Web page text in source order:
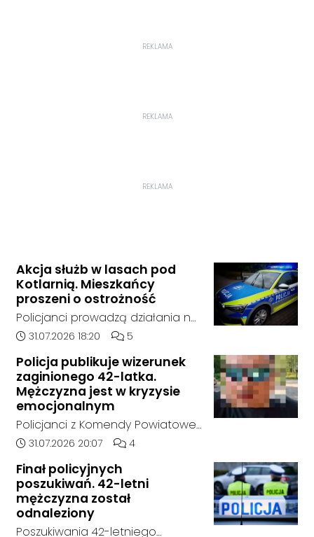
REKLAMA
REKLAMA
REKLAMA
Akcja służb w lasach pod
Kotlarnią. Mieszkańcy
proszeni o ostrożność
Policjanci prowadzą działania na
terenie kompleksów leśnych w
nam się ustalić, funkcjonariusze
poszukują mężczyzny, który może
posiadać niebezpieczne
narzędzie, nieoficjalnie broń i
stanowić zagrożenie dla osób
postronnych.
Data dodania artykułu:
31.07.2026 18:20 Liczba komentarzy artykułu:
5
Policja publikuje wizerunek
zaginionego 42-latka.
Mężczyzna jest w kryzysie
emocjonalnym
Policjanci z Komendy Powiatowej
Policji w Kędzierzynie-Koźlu
który jest w kryzysie
emocjonalnym i może chcieć
targnąć się na swoje życie.
Ostatni raz był widziany 31 lipca
Data dodania artykułu:
31.07.2026 20:07 Liczba komentarzy artykułu:
4
Finał policyjnych
poszukiwań. 42-letni
mężczyzna został
odnaleziony
Poszukiwania 42-letniego